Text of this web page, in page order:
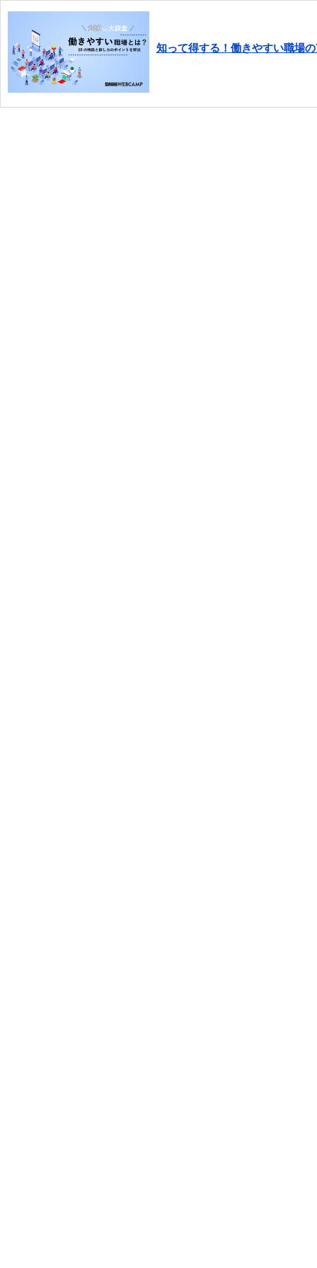
知って得する！働きやすい職場